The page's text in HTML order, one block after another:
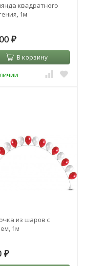
квадратного
1м
₽
В корзину
из шаров с
1м
₽